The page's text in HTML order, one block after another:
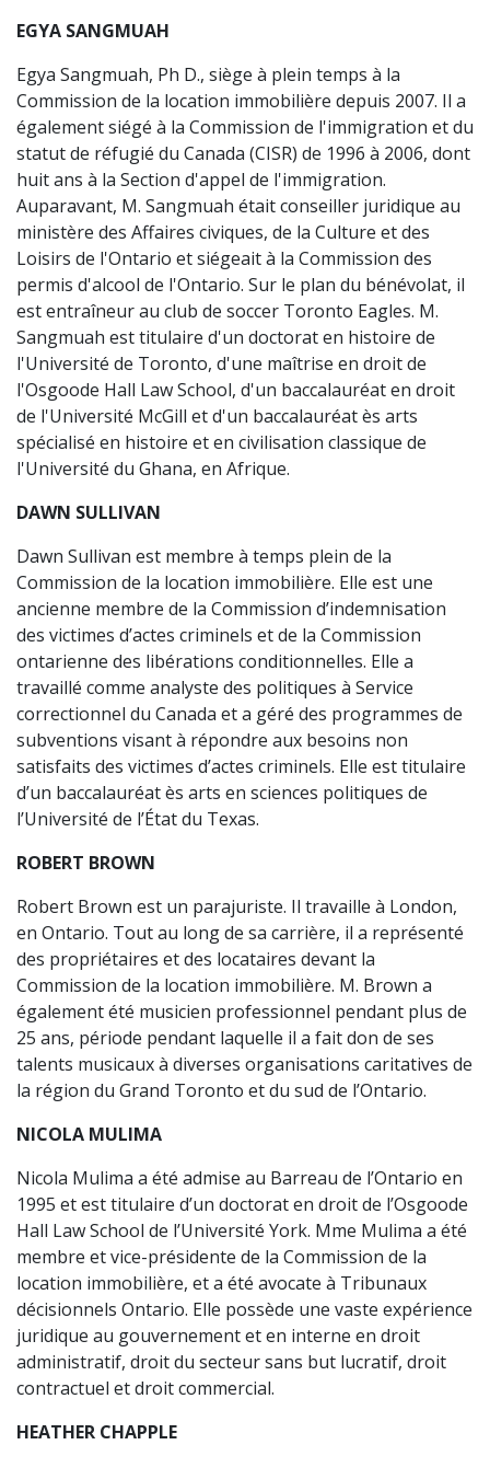
EGYA SANGMUAH
Egya Sangmuah, Ph D., siège à plein temps à la
Commission de la location immobilière depuis 2007. Il a
également siégé à la Commission de l'immigration et du
statut de réfugié du Canada (CISR) de 1996 à 2006, dont
huit ans à la Section d'appel de l'immigration.
Auparavant, M. Sangmuah était conseiller juridique au
ministère des Affaires civiques, de la Culture et des
Loisirs de l'Ontario et siégeait à la Commission des
permis d'alcool de l'Ontario. Sur le plan du bénévolat, il
est entraîneur au club de soccer Toronto Eagles. M.
Sangmuah est titulaire d'un doctorat en histoire de
l'Université de Toronto, d'une maîtrise en droit de
l'Osgoode Hall Law School, d'un baccalauréat en droit
de l'Université McGill et d'un baccalauréat ès arts
spécialisé en histoire et en civilisation classique de
l'Université du Ghana, en Afrique.
DAWN SULLIVAN
Dawn Sullivan est membre à temps plein de la
Commission de la location immobilière. Elle est une
ancienne membre de la Commission d’indemnisation
des victimes d’actes criminels et de la Commission
ontarienne des libérations conditionnelles. Elle a
travaillé comme analyste des politiques à Service
correctionnel du Canada et a géré des programmes de
subventions visant à répondre aux besoins non
satisfaits des victimes d’actes criminels. Elle est titulaire
d’un baccalauréat ès arts en sciences politiques de
l’Université de l’État du Texas.
ROBERT BROWN
Robert Brown est un parajuriste. Il travaille à London,
en Ontario. Tout au long de sa carrière, il a représenté
des propriétaires et des locataires devant la
Commission de la location immobilière. M. Brown a
également été musicien professionnel pendant plus de
25 ans, période pendant laquelle il a fait don de ses
talents musicaux à diverses organisations caritatives de
la région du Grand Toronto et du sud de l’Ontario.
NICOLA MULIMA
Nicola Mulima a été admise au Barreau de l’Ontario en
1995 et est titulaire d’un doctorat en droit de l’Osgoode
Hall Law School de l’Université York. Mme Mulima a été
membre et vice-présidente de la Commission de la
location immobilière, et a été avocate à Tribunaux
décisionnels Ontario. Elle possède une vaste expérience
juridique au gouvernement et en interne en droit
administratif, droit du secteur sans but lucratif, droit
contractuel et droit commercial.
HEATHER CHAPPLE